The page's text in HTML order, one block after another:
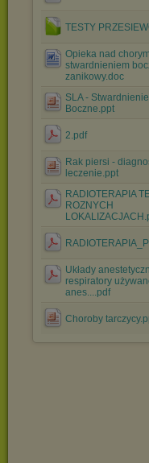
TESTY
Opieka nad
stwardnieniem
zanikowy.doc
SLA -
Boczne.ppt
2.pdf
Rak piersi -
leczenie.ppt
RADIOTERAPIA
ROZNYCH
Układy
respiratory
anes....pdf
Choroby